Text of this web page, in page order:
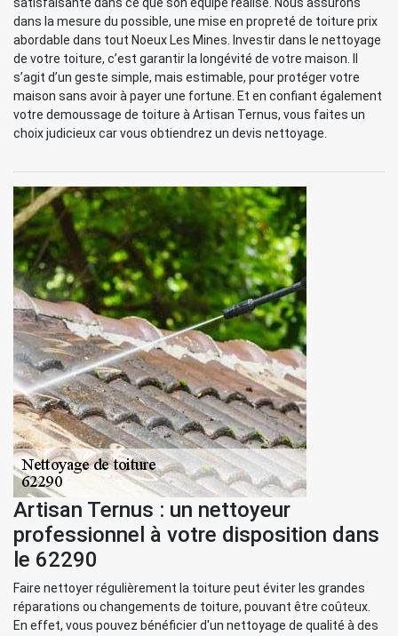
dans la mesure du possible, une mise en propreté de toiture prix
abordable dans tout Noeux Les Mines. Investir dans le nettoyage
de votre toiture, c’est garantir la longévité de votre maison. Il
s’agit d’un geste simple, mais estimable, pour protéger votre
maison sans avoir à payer une fortune. Et en confiant également
votre demoussage de toiture à Artisan Ternus, vous faites un
choix judicieux car vous obtiendrez un devis nettoyage.
Artisan Ternus : un nettoyeur
professionnel à votre disposition dans
le 62290
Faire nettoyer régulièrement la toiture peut éviter les grandes
réparations ou changements de toiture, pouvant être coûteux.
En effet, vous pouvez bénéficier d'un nettoyage de qualité à des